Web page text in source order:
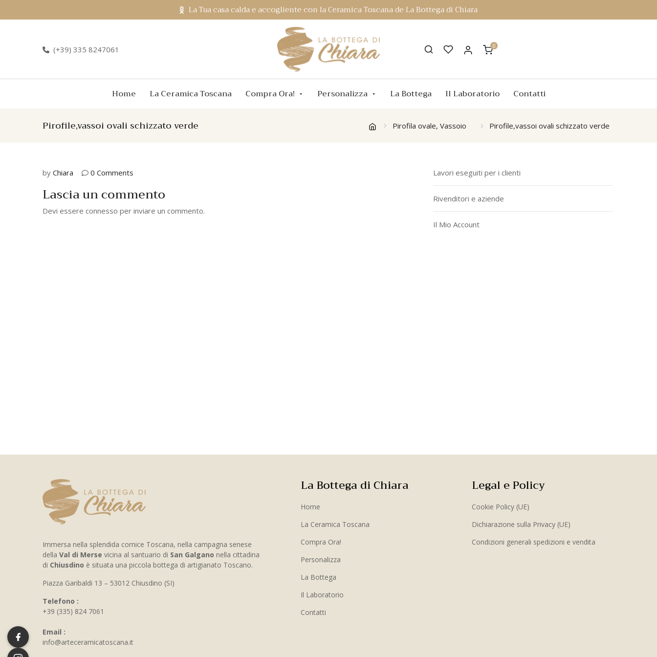
La Tua casa calda e accogliente con la Ceramica Toscana de La Bottega di Chiara
(+39) 335 8247061 0
Home La Ceramica Toscana Compra Ora! Personalizza La Bottega Il Laboratorio Contatti
Pirofile,vassoi ovali schizzato verde Pirofila ovale, Vassoio Pirofile,vassoi ovali schizzato verde
by Chiara 0 Comments
Lascia un commento
Devi essere connesso per inviare un commento.
Lavori eseguiti per i clienti
Rivenditori e aziende
Il Mio Account
Immersa nella splendida cornice Toscana, nella campagna senese
della Val di Merse vicina al santuario di San Galgano nella cittadina
di Chiusdino è situata una piccola bottega di artigianato Toscano.
Piazza Garibaldi 13 – 53012 Chiusdino (SI)
Telefono :
+39 (335) 824 7061
Email :
info@arteceramicatoscana.it
La Bottega di Chiara
Home
La Ceramica Toscana
Compra Ora!
Personalizza
La Bottega
Il Laboratorio
Contatti
Legal e Policy
Cookie Policy (UE)
Dichiarazione sulla Privacy (UE)
Condizioni generali spedizioni e vendita